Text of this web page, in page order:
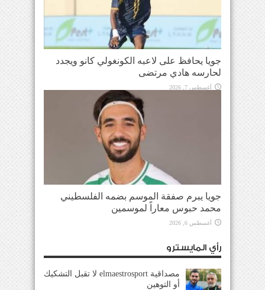
جويا يحافظ على لاعبه الكونغولي كانو ويجدد
لحارسه هادي مرتضى
أغسطس 7, 2026
جويا يبرم صفقة الموسم بضمه الفلسطيني
محمد حبوس معاراً لموسمين
أغسطس 6, 2026
رأي المايسترو
مصداقية elmaestrosport لا تقبل التشكيك
أو التوهين